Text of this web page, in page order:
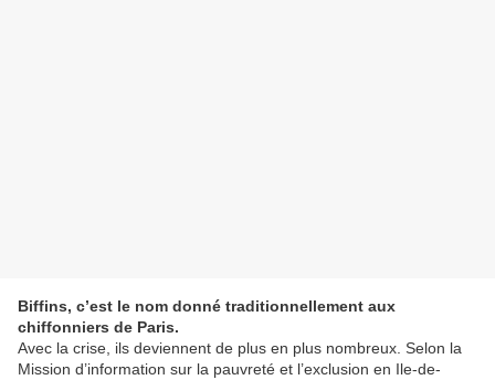
Biffins, c’est le nom donné traditionnellement aux
chiffonniers de Paris.
Avec la crise, ils deviennent de plus en plus nombreux. Selon la
Mission d’information sur la pauvreté et l’exclusion en Ile-de-